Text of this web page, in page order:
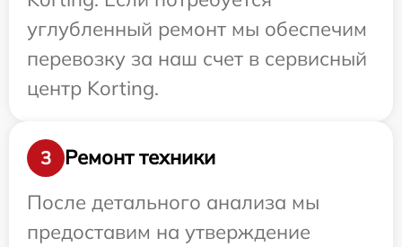
углубленный ремонт мы обеспечим
перевозку за наш счет в сервисный
центр Korting.
3
Ремонт техники
После детального анализа мы
предоставим на утверждение